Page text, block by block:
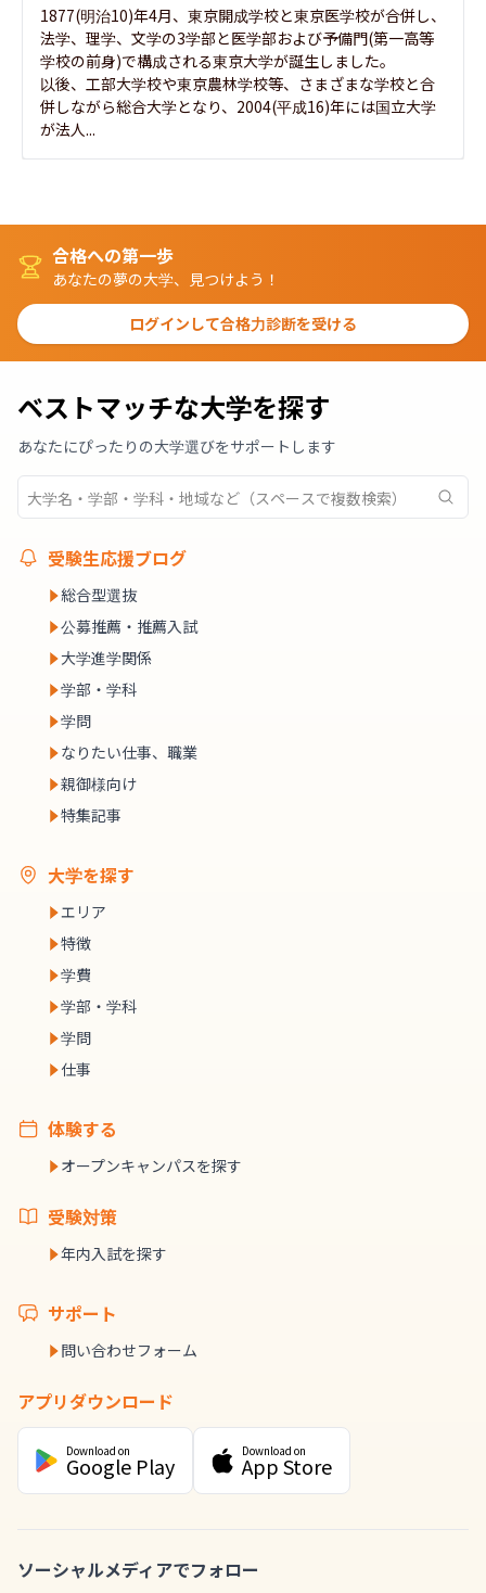
1877(明治10)年4月、東京開成学校と東京医学校が合併し、
法学、理学、文学の3学部と医学部および予備門(第一高等
学校の前身)で構成される東京大学が誕生しました。
以後、工部大学校や東京農林学校等、さまざまな学校と合
併しながら総合大学となり、2004(平成16)年には国立大学
が法人...
合格への第一歩
あなたの夢の大学、見つけよう！
ログインして合格力診断を受ける
ベストマッチな大学を探す
あなたにぴったりの大学選びをサポートします
受験生応援ブログ
総合型選抜
公募推薦・推薦入試
大学進学関係
学部・学科
学問
なりたい仕事、職業
親御様向け
特集記事
大学を探す
エリア
特徴
学費
学部・学科
学問
仕事
体験する
オープンキャンパスを探す
受験対策
年内入試を探す
サポート
問い合わせフォーム
アプリダウンロード
Download on
Google Play
Download on
App Store
ソーシャルメディアでフォロー